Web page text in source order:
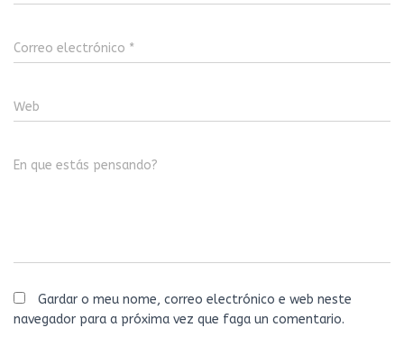
Correo electrónico *
Web
En que estás pensando?
Gardar o meu nome, correo electrónico e web neste
navegador para a próxima vez que faga un comentario.